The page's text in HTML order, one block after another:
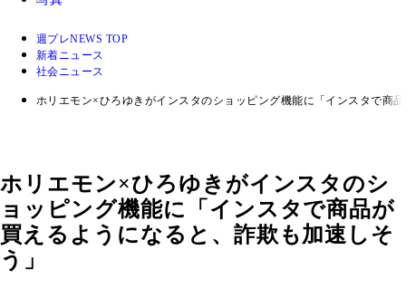
週プレNEWS TOP
新着ニュース
社会ニュース
ホリエモン×ひろゆきがインスタのショッピング機能に「インスタで商
ホリエモン×ひろゆきがインスタのシ
ョッピング機能に「インスタで商品が
買えるようになると、詐欺も加速しそ
う」